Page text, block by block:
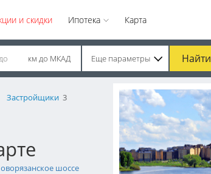
и скидки Ипотека Карта
км до МКАД Еще параметры Найти
Застройщики 3
шоссе